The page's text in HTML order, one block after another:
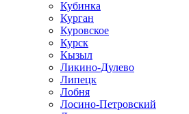
Кубинка
Курган
Куровское
Курск
Кызыл
Ликино-Дулево
Липецк
Лобня
Лосино-Петровский